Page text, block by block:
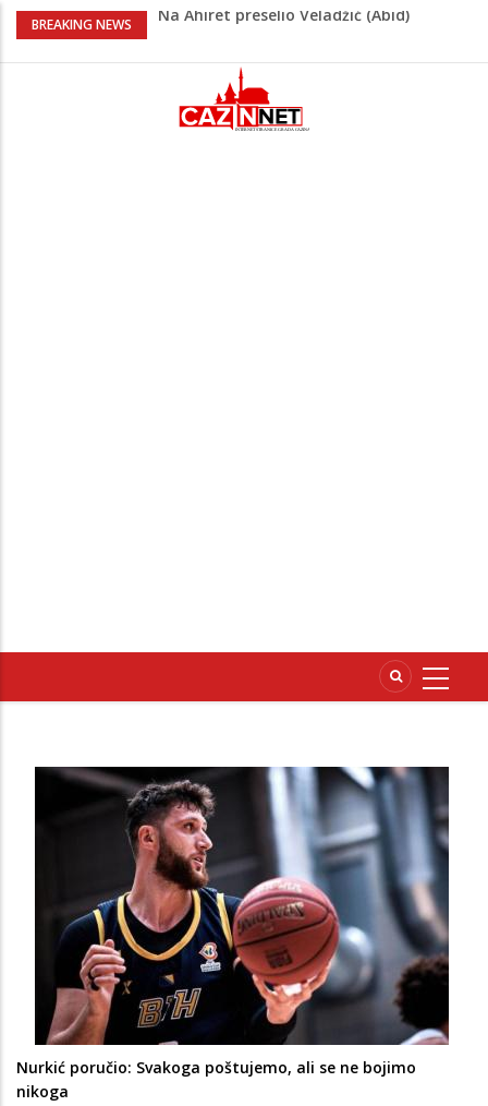
BREAKING NEWS
Na Ahiret preselio Veladžić (Abid)
(r. Aličajić, otac Muharem) Mine
Milionske odluke na sjednici Vlade USK:
Evo kome je dodijeljen novac
Nurkić poručio: Svakoga poštujemo, ali se ne bojimo
nikoga